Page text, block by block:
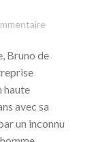
Bruno de
haute
avec sa
un inconnu